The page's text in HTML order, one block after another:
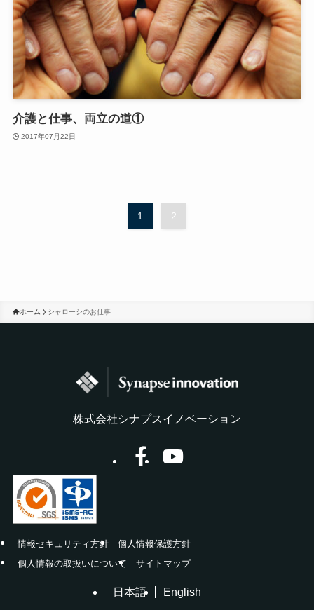
介護と仕事、両立の道①
2017年07月22日
1 2
ホーム シャローシのお仕事
株式会社シナプスイノベーション
情報セキュリティ方針
個人情報保護方針
個人情報の取扱いについて
サイトマップ
日本語 English